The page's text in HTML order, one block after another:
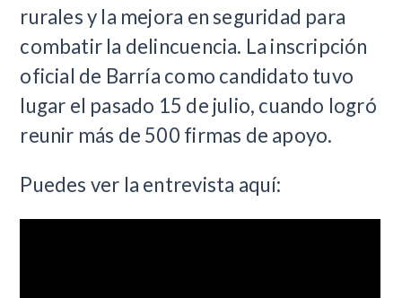
rurales y la mejora en seguridad para
combatir la delincuencia. La inscripción
oficial de Barría como candidato tuvo
lugar el pasado 15 de julio, cuando logró
reunir más de 500 firmas de apoyo.
Puedes ver la entrevista aquí: